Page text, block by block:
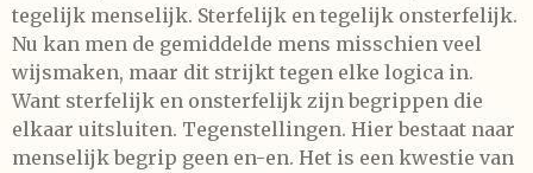
tegelijk menselijk. Sterfelijk en tegelijk onsterfelijk.
Nu kan men de gemiddelde mens misschien veel
wijsmaken, maar dit strijkt tegen elke logica in.
Want sterfelijk en onsterfelijk zijn begrippen die
elkaar uitsluiten. Tegenstellingen. Hier bestaat naar
menselijk begrip geen en-en. Het is een kwestie van